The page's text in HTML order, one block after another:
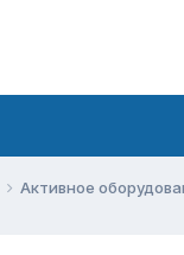
Активное